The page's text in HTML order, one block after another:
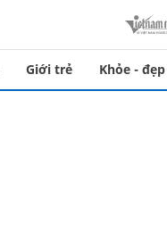
Giới trẻ Khỏe - đẹp